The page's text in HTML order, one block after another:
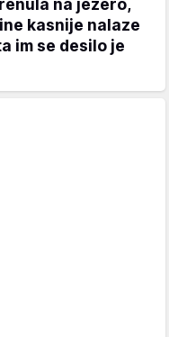
na jezero,
kasnije nalaze
im se desilo je